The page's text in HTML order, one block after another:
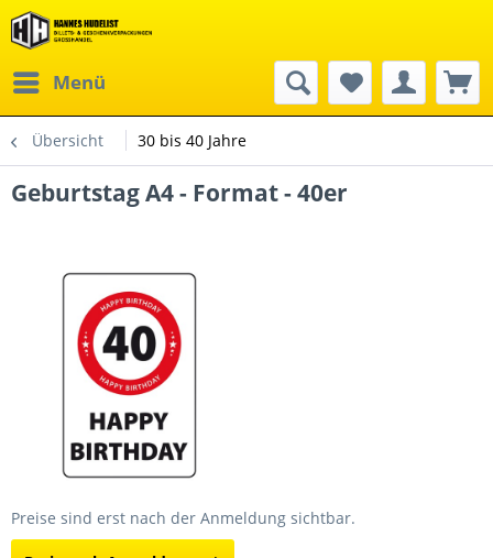
Menü
Übersicht 30 bis 40 Jahre
Geburtstag A4 - Format - 40er
Preise sind erst nach der Anmeldung sichtbar.